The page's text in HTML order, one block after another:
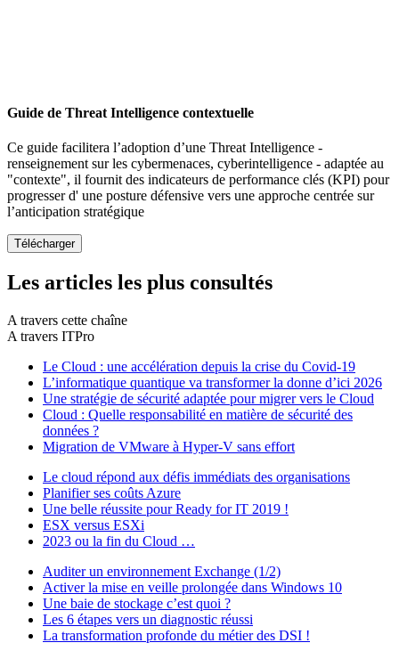
Guide de Threat Intelligence contextuelle
Ce guide facilitera l’adoption d’une Threat Intelligence -
renseignement sur les cybermenaces, cyberintelligence - adaptée au
"contexte", il fournit des indicateurs de performance clés (KPI) pour
progresser d' une posture défensive vers une approche centrée sur
l’anticipation stratégique
Les articles les plus consultés
A travers cette chaîne
A travers ITPro
Le Cloud : une accélération depuis la crise du Covid-19
L’informatique quantique va transformer la donne d’ici 2026
Une stratégie de sécurité adaptée pour migrer vers le Cloud
Cloud : Quelle responsabilité en matière de sécurité des
données ?
Migration de VMware à Hyper-V sans effort
Le cloud répond aux défis immédiats des organisations
Planifier ses coûts Azure
Une belle réussite pour Ready for IT 2019 !
ESX versus ESXi
2023 ou la fin du Cloud …
Auditer un environnement Exchange (1/2)
Activer la mise en veille prolongée dans Windows 10
Une baie de stockage c’est quoi ?
Les 6 étapes vers un diagnostic réussi
La transformation profonde du métier des DSI !